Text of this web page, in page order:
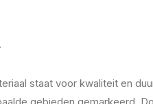
staat voor kwaliteit en
gebieden gemarkeerd.